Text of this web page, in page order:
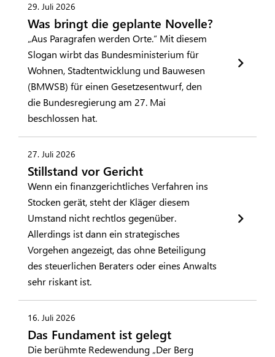
29. Juli 2026
Was bringt die geplante Novelle?
„Aus Paragrafen werden Orte.“ Mit diesem
Slogan wirbt das Bundesministerium für
Wohnen, Stadtentwicklung und Bauwesen
(BMWSB) für einen Gesetzesentwurf, den
die Bundesregierung am 27. Mai
beschlossen hat.
27. Juli 2026
Stillstand vor Gericht
Wenn ein finanzgerichtliches Verfahren ins
Stocken gerät, steht der Kläger diesem
Umstand nicht rechtlos gegenüber.
Allerdings ist dann ein strategisches
Vorgehen angezeigt, das ohne Beteiligung
des steuerlichen Beraters oder eines Anwalts
sehr riskant ist.
16. Juli 2026
Das Fundament ist gelegt
Die berühmte Redewendung „Der Berg